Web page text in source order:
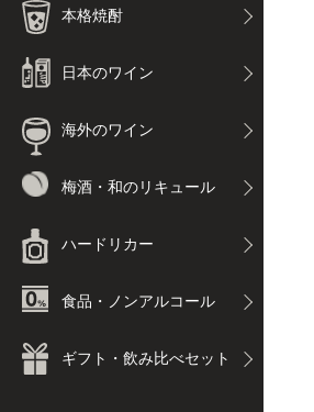
本格焼酎
日本のワイン
海外のワイン
梅酒・和のリキュール
ハードリカー
食品・ノンアルコール
ギフト・飲み比べセット